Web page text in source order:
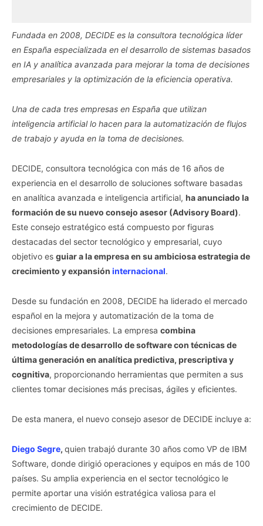
Fundada en 2008, DECIDE es la consultora tecnológica líder
en España especializada en el desarrollo de sistemas basados
en IA y analítica avanzada para mejorar la toma de decisiones
empresariales y la optimización de la eficiencia operativa.
Una de cada tres empresas en España que utilizan
inteligencia artificial lo hacen para la automatización de flujos
de trabajo y ayuda en la toma de decisiones.
DECIDE, consultora tecnológica con más de 16 años de
experiencia en el desarrollo de soluciones software basadas
en analítica avanzada e inteligencia artificial, ha anunciado la
formación de su nuevo consejo asesor (Advisory Board).
Este consejo estratégico está compuesto por figuras
destacadas del sector tecnológico y empresarial, cuyo
objetivo es guiar a la empresa en su ambiciosa estrategia de
crecimiento y expansión internacional.
Desde su fundación en 2008, DECIDE ha liderado el mercado
español en la mejora y automatización de la toma de
decisiones empresariales. La empresa combina
metodologías de desarrollo de software con técnicas de
última generación en analítica predictiva, prescriptiva y
cognitiva, proporcionando herramientas que permiten a sus
clientes tomar decisiones más precisas, ágiles y eficientes.
De esta manera, el nuevo consejo asesor de DECIDE incluye a:
Diego Segre, quien trabajó durante 30 años como VP de IBM
Software, donde dirigió operaciones y equipos en más de 100
países. Su amplia experiencia en el sector tecnológico le
permite aportar una visión estratégica valiosa para el
crecimiento de DECIDE.